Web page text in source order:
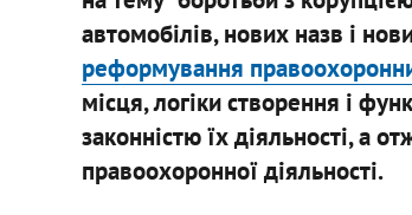
автомобілів, нових назв і
реформування
місця, логіки створення і
законністю їх діяльності, а
правоохоронної діяльності.